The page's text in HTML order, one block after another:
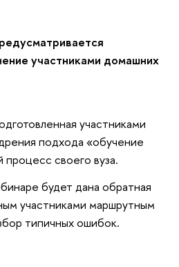
участниками домашних
участниками
подхода «обучение
своего вуза.
будет дана обратная
участниками маршрутным
типичных ошибок.